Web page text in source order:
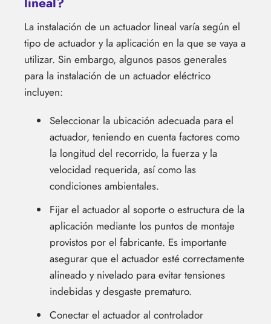
La instalación de un actuador lineal varía según el
tipo de actuador y la aplicación en la que se vaya a
utilizar. Sin embargo, algunos pasos generales
para la instalación de un actuador eléctrico
incluyen:
Seleccionar la ubicación adecuada para el
actuador, teniendo en cuenta factores como
la longitud del recorrido, la fuerza y la
velocidad requerida, así como las
condiciones ambientales.
Fijar el actuador al soporte o estructura de la
aplicación mediante los puntos de montaje
provistos por el fabricante. Es importante
asegurar que el actuador esté correctamente
alineado y nivelado para evitar tensiones
indebidas y desgaste prematuro.
Conectar el actuador al controlador